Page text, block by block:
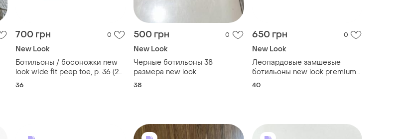
700 грн 0
New Look
Ботильоны / босоножки new
look wide fit peep toe, р. 36 (23
см)
36
500 грн 0
New Look
Черные ботильоны 38
размера new look
38
650 грн 0
New Look
Леопардовые замшевые
ботильоны new look premium
(р. 40) с открытой пяткой
40